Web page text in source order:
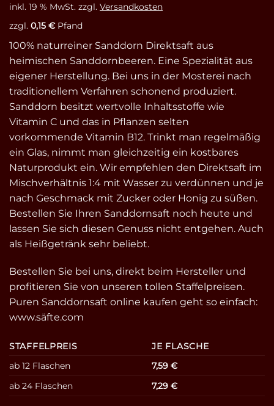
inkl. 19 % MwSt. zzgl. Versandkosten
zzgl. 0,15 €Pfand
100% naturreiner Sanddorn Direktsaft aus
heimischen Sanddornbeeren. Eine Spezialität aus
eigener Herstellung. Bei uns in der Mosterei nach
traditionellem Verfahren schonend produziert.
Sanddorn besitzt wertvolle Inhaltsstoffe wie
Vitamin C und das in Pflanzen selten
vorkommende Vitamin B12. Trinkt man regelmäßig
ein Glas, nimmt man gleichzeitig ein kostbares
Naturprodukt ein. Wir empfehlen den Direktsaft im
Mischverhältnis 1:4 mit Wasser zu verdünnen und je
nach Geschmack mit Zucker oder Honig zu süßen.
Bestellen Sie Ihren Sanddornsaft noch heute und
lassen Sie sich diesen Genuss nicht entgehen. Auch
als Heißgetränk sehr beliebt.
Bestellen Sie bei uns, direkt beim Hersteller und
profitieren Sie von unseren tollen Staffelpreisen.
Puren Sanddornsaft online kaufen geht so einfach:
www.säfte.com
STAFFELPREIS
JE FLASCHE
ab 12 Flaschen
7,59€
ab 24 Flaschen
7,29€